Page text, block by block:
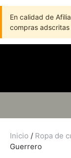
En calidad de
compras
Inicio / Ropa de
Guerrero